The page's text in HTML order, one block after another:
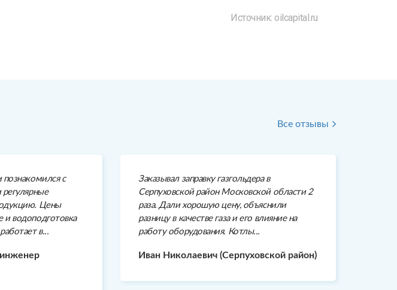
Источник: oilcapital.ru
Все отзывы
познакомился с
Цены
водоподготовка
в...
Заказывал заправку газгольдера в
Серпуховской район Московской области 2
раза. Дали хорошую цену, объяснили
разницу в качестве газа и его влияние на
работу оборудования. Котлы...
Иван Николаевич (Серпуховской район)